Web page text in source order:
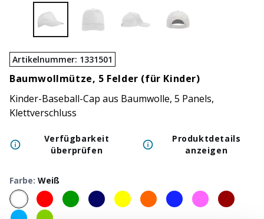
Artikelnummer: 1331501
Baumwollmütze, 5 Felder (für Kinder)
Kinder-Baseball-Cap aus Baumwolle, 5 Panels,
Klettverschluss
Verfügbarkeit
überprüfen
Produktdetails
anzeigen
Farbe: Weiß